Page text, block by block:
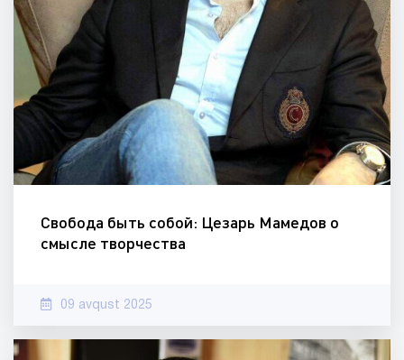
Свобода быть собой: Цезарь Мамедов о
смысле творчества
09 avqust 2025